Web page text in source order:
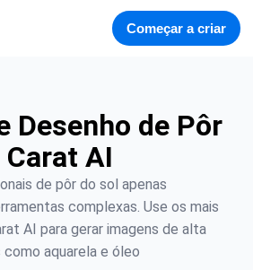
Começar a criar
Desenho de Pôr
AI
de pôr do sol apenas
complexas. Use os mais
AI para gerar imagens de alta
aquarela e óleo